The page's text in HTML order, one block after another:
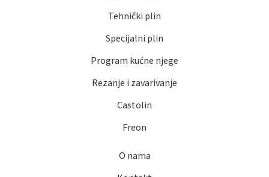
Tehnički plin
Specijalni plin
Program kućne njege
Rezanje i zavarivanje
Castolin
Freon
O nama